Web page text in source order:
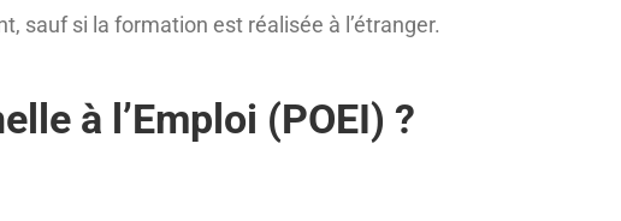
sauf si la formation est réalisée à l’étranger.
à l’Emploi (POEI) ?